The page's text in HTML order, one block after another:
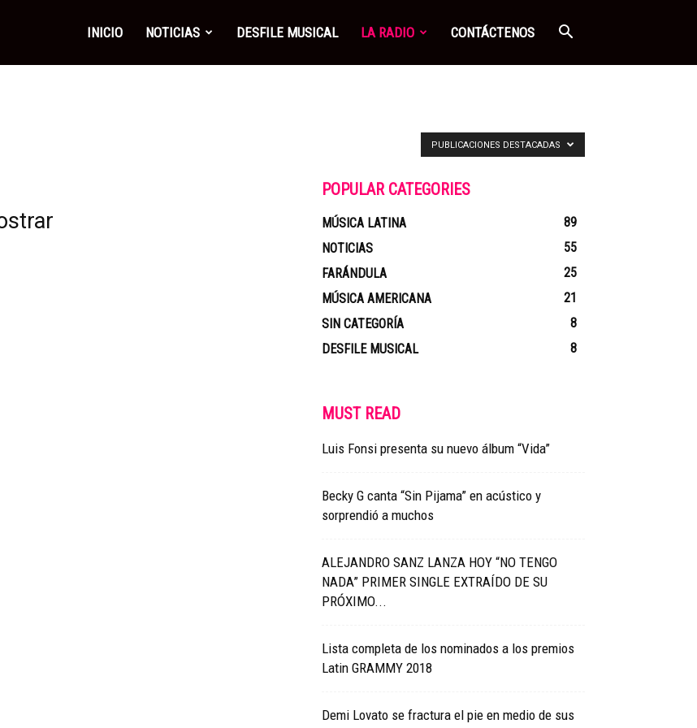
INICIO NOTICIAS DESFILE MUSICAL LA RADIO CONTÁCTENOS
PUBLICACIONES DESTACADAS
POPULAR CATEGORIES
MÚSICA LATINA
89
NOTICIAS
55
FARÁNDULA
25
MÚSICA AMERICANA
21
SIN CATEGORÍA
8
DESFILE MUSICAL
8
MUST READ
Luis Fonsi presenta su nuevo álbum “Vida”
Becky G canta “Sin Pijama” en acústico y
sorprendió a muchos
ALEJANDRO SANZ LANZA HOY “NO TENGO
NADA” PRIMER SINGLE EXTRAÍDO DE SU
PRÓXIMO...
Lista completa de los nominados a los premios
Latin GRAMMY 2018
Demi Lovato se fractura el pie en medio de sus